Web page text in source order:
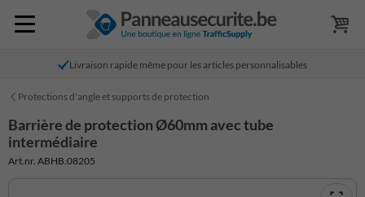
Livraison rapide même pour les articles personnalisables
Protections d'angle et supports de protection
Barrière de protection Ø60mm avec tube
intermédiaire
Art.nr. ABHB.08205